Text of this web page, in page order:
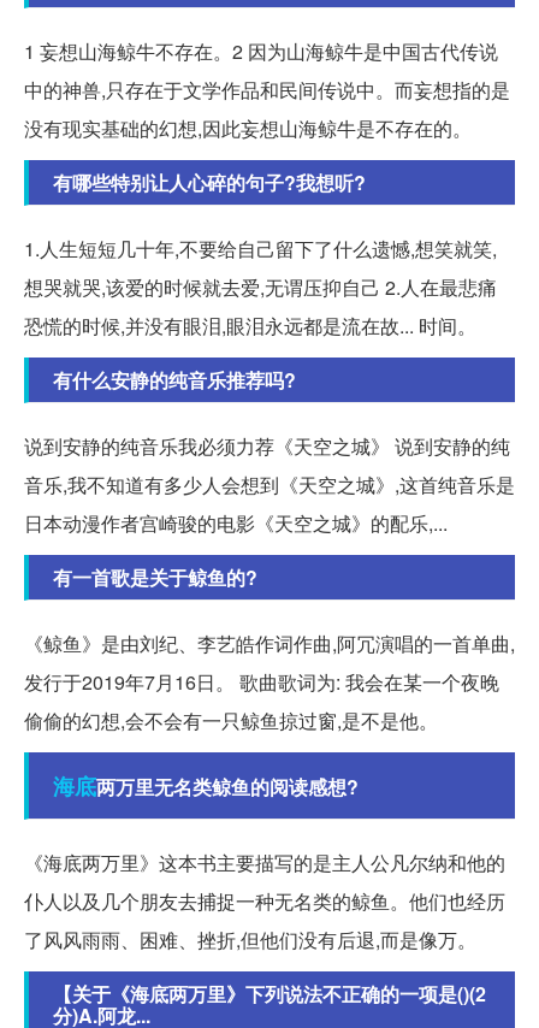
1 妄想山海鲸牛不存在。2 因为山海鲸牛是中国古代传说
中的神兽,只存在于文学作品和民间传说中。而妄想指的是
没有现实基础的幻想,因此妄想山海鲸牛是不存在的。
有哪些特别让人心碎的句子?我想听?
1.人生短短几十年,不要给自己留下了什么遗憾,想笑就笑,
想哭就哭,该爱的时候就去爱,无谓压抑自己 2.人在最悲痛
恐慌的时候,并没有眼泪,眼泪永远都是流在故... 时间。
有什么安静的纯音乐推荐吗?
说到安静的纯音乐我必须力荐《天空之城》 说到安静的纯
音乐,我不知道有多少人会想到《天空之城》,这首纯音乐是
日本动漫作者宫崎骏的电影《天空之城》的配乐,...
有一首歌是关于鲸鱼的?
《鲸鱼》是由刘纪、李艺皓作词作曲,阿冗演唱的一首单曲,
发行于2019年7月16日。 歌曲歌词为: 我会在某一个夜晚
偷偷的幻想,会不会有一只鲸鱼掠过窗,是不是他。
海底两万里无名类鲸鱼的阅读感想?
《海底两万里》这本书主要描写的是主人公凡尔纳和他的
仆人以及几个朋友去捕捉一种无名类的鲸鱼。他们也经历
了风风雨雨、困难、挫折,但他们没有后退,而是像万。
【关于《海底两万里》下列说法不正确的一项是()(2
分)A.阿龙...